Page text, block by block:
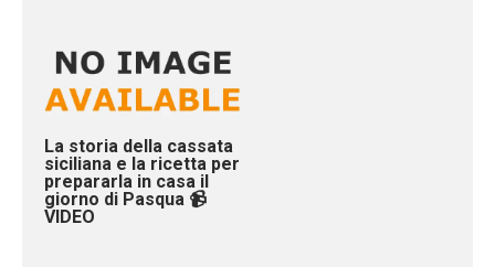
La storia della cassata
siciliana e la ricetta per
prepararla in casa il
giorno di Pasqua 📹
VIDEO